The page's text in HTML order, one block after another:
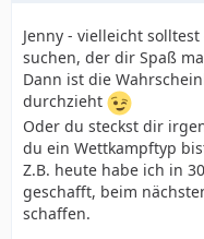
Jenny - vielleicht
suchen, der dir Spaß
Dann ist die
durchzieht
Oder du steckst dir
du ein Wettkampftyp
Z.B. heute habe ich in
geschafft, beim
schaffen.